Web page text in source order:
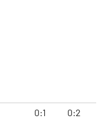
0:1 0:2